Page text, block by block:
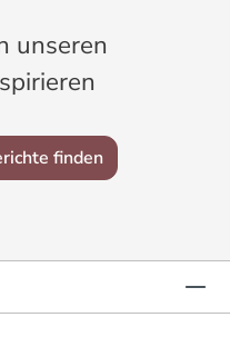
unseren
finden